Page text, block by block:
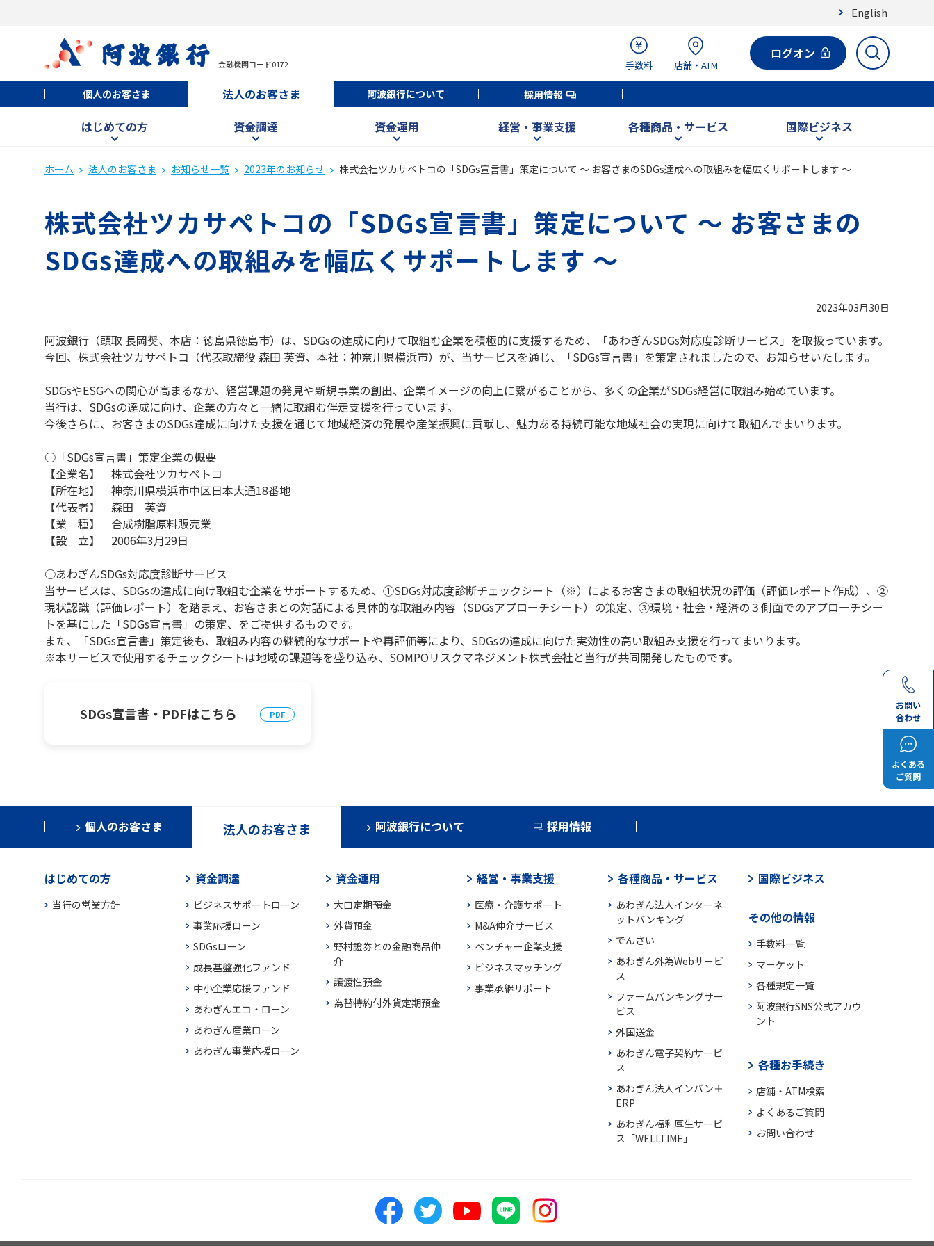
English
金融機関コード0172 手数料 店舗・ATM
ログオン
個人のお客さま 法人のお客さま 阿波銀行について 採用情報
はじめての方 資金調達 資金運用 経営・事業支援 各種商品・サービス 国際ビジネス
お問い
合わせ
よくある
ご質問
ホーム 法人のお客さま お知らせ一覧 2023年のお知らせ 株式会社ツカサペトコの「SDGs宣言書」策定について ～ お客さまのSDGs達成への取組みを幅広くサポートします ～
株式会社ツカサペトコの「SDGs宣言書」策定について ～ お客さまの
SDGs達成への取組みを幅広くサポートします ～
2023年03月30日
阿波銀行（頭取 長岡奨、本店：徳島県徳島市）は、SDGsの達成に向けて取組む企業を積極的に支援するため、「あわぎんSDGs対応度診断サービス」を取扱っています。
今回、株式会社ツカサペトコ（代表取締役 森田 英資、本社：神奈川県横浜市）が、当サービスを通じ、「SDGs宣言書」を策定されましたので、お知らせいたします。
SDGsやESGへの関心が高まるなか、経営課題の発見や新規事業の創出、企業イメージの向上に繋がることから、多くの企業がSDGs経営に取組み始めています。
当行は、SDGsの達成に向け、企業の方々と一緒に取組む伴走支援を行っています。
今後さらに、お客さまのSDGs達成に向けた支援を通じて地域経済の発展や産業振興に貢献し、魅力ある持続可能な地域社会の実現に向けて取組んでまいります。
○「SDGs宣言書」策定企業の概要
【企業名】 株式会社ツカサペトコ
【所在地】 神奈川県横浜市中区日本大通18番地
【代表者】 森田 英資
【業 種】 合成樹脂原料販売業
【設 立】 2006年3月29日
○あわぎんSDGs対応度診断サービス
当サービスは、SDGsの達成に向け取組む企業をサポートするため、①SDGs対応度診断チェックシート（※）によるお客さまの取組状況の評価（評価レポート作成）、②
現状認識（評価レポート）を踏まえ、お客さまとの対話による具体的な取組み内容（SDGsアプローチシート）の策定、③環境・社会・経済の３側面でのアプローチシー
トを基にした「SDGs宣言書」の策定、をご提供するものです。
また、「SDGs宣言書」策定後も、取組み内容の継続的なサポートや再評価等により、SDGsの達成に向けた実効性の高い取組み支援を行ってまいります。
※本サービスで使用するチェックシートは地域の課題等を盛り込み、SOMPOリスクマネジメント株式会社と当行が共同開発したものです。
SDGs宣言書・PDFはこちら
個人のお客さま 法人のお客さま 阿波銀行について 採用情報
はじめての方
当行の営業方針
資金調達
ビジネスサポートローン
事業応援ローン
SDGsローン
成長基盤強化ファンド
中小企業応援ファンド
あわぎんエコ・ローン
あわぎん産業ローン
あわぎん事業応援ローン
資金運用
大口定期預金
外貨預金
野村證券との金融商品仲
介
譲渡性預金
為替特約付外貨定期預金
経営・事業支援
医療・介護サポート
M&A仲介サービス
ベンチャー企業支援
ビジネスマッチング
事業承継サポート
各種商品・サービス
あわぎん法人インターネ
ットバンキング
でんさい
あわぎん外為Webサービ
ス
ファームバンキングサー
ビス
外国送金
あわぎん電子契約サービ
ス
あわぎん法人インバン＋
ERP
あわぎん福利厚生サービ
ス「WELLTIME」
国際ビジネス
その他の情報
手数料一覧
マーケット
各種規定一覧
阿波銀行SNS公式アカウ
ント
各種お手続き
店舗・ATM検索
よくあるご質問
お問い合わせ